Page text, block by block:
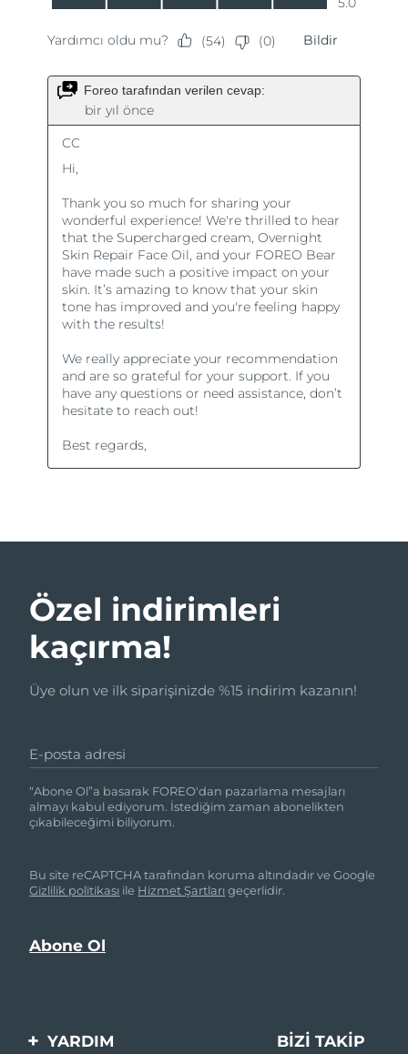
Özel indirimleri
kaçırma!
Üye olun ve ilk siparişinizde %15 indirim kazanın!
E-posta adresi
“Abone Ol”a basarak FOREO'dan pazarlama mesajları
almayı kabul ediyorum. İstediğim zaman abonelikten
çıkabileceğimi biliyorum.
Bu site reCAPTCHA tarafından koruma altındadır ve Google
Gizlilik politikası ile Hizmet Şartlarıgeçerlidir.
YARDIM BIZI TAKIP